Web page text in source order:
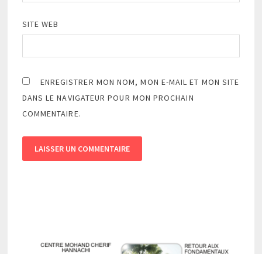
SITE WEB
ENREGISTRER MON NOM, MON E-MAIL ET MON SITE
DANS LE NAVIGATEUR POUR MON PROCHAIN
COMMENTAIRE.